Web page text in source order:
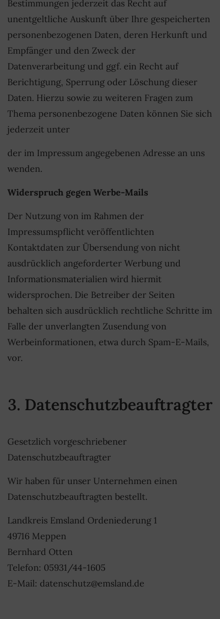
Bestimmungen jederzeit das Recht auf
unentgeltliche Auskunft über Ihre gespeicherten
personenbezogenen Daten, deren Herkunft und
Empfänger und den Zweck der
Datenverarbeitung und ggf. ein Recht auf
Berichtigung, Sperrung oder Löschung dieser
Daten. Hierzu sowie zu weiteren Fragen zum
Thema personenbezogene Daten können Sie sich
jederzeit unter
der im Impressum angegebenen Adresse an uns
wenden.
Widerspruch gegen Werbe-Mails
Der Nutzung von im Rahmen der
Impressumspflicht veröffentlichten
Kontaktdaten zur Übersendung von nicht
ausdrücklich angeforderter Werbung und
Informationsmaterialien wird hiermit
widersprochen. Die Betreiber der Seiten
behalten sich ausdrücklich rechtliche Schritte im
Falle der unverlangten Zusendung von
Werbeinformationen, etwa durch Spam-E-Mails,
vor.
3. Datenschutzbeauftragter
Gesetzlich vorgeschriebener
Datenschutzbeauftragter
Wir haben für unser Unternehmen einen
Datenschutzbeauftragten bestellt.
Landkreis Emsland Ordeniederung 1
49716 Meppen
Bernhard Otten
Telefon: 05931/44-1605
E-Mail: datenschutz@emsland.de